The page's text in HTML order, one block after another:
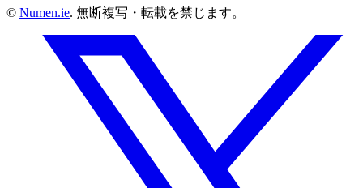
© Numen.ie. 無断複写・転載を禁じます。